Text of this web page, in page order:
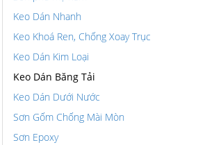
Keo Dán Nhanh
Keo Khoá Ren, Chống Xoay Trục
Keo Dán Kim Loại
Keo Dán Băng Tải
Keo Dán Dưới Nước
Sơn Gốm Chống Mài Mòn
Sơn Epoxy